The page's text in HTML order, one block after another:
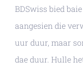
BDSwiss bied
aangesien die
uur duur, maar
dae duur. Hulle